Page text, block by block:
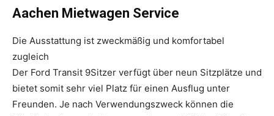
Aachen Mietwagen Service
Die Ausstattung ist zweckmäßig und komfortabel
zugleich
Der Ford Transit 9Sitzer verfügt über neun Sitzplätze und
bietet somit sehr viel Platz für einen Ausflug unter
Freunden. Je nach Verwendungszweck können die